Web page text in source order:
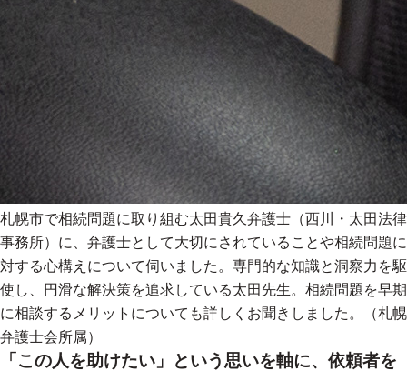
札幌市で相続問題に取り組む太田貴久弁護士（西川・太田法律
事務所）に、弁護士として大切にされていることや相続問題に
対する心構えについて伺いました。専門的な知識と洞察力を駆
使し、円滑な解決策を追求している太田先生。相続問題を早期
に相談するメリットについても詳しくお聞きしました。（札幌
弁護士会所属）
「この人を助けたい」という思いを軸に、依頼者を